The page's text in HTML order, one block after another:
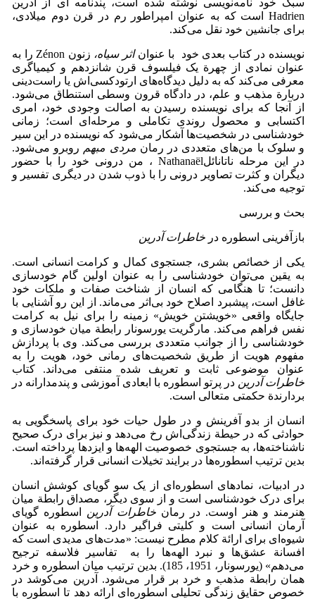
سبک خود نامه‌نویسی نوشته شده است، پندنامه ای از آدرین
Hadrien است که به عنوان امپراطور رم در قرن دوم میلادی،
برای جانشین خود نقل می‌کند.
نویسنده در کتاب بعدی خود با عنواناثر سیاه،
زنون Zénon را به
عنوان نمادی از چهرة یک فیلسوف قرن شانزدهم و کیمیاگری
معرفی می‌کند که به دلیل دیدگاه‌های ارتودکسی‌اش یا راست‌دینی
دربارة مذهب و علم، در دادگاه قرون وسطی استنطاق می‌شود.
از آنجا که برای نویسنده رسیدن به اصالت وجودی خود، امری
اکتسابی و محصول روندی تکاملی و مرحله‌ای است؛ زمانی
خودشناسی در شخصیت‌ها آشکار می‌شود که نویسنده در این سیر
و سلوک با من‌های متعددی در رمان مردی مبهم روبرو می‌شود.
در این مرحله ناتانائلNathanaël ، من درونی خود را با حضور
دیگران و کثرت تصاویر درونی را با ذوب شدن در دیگری تفسیر و
توجیه می‌کند.
بحث و بررسی
بازآفرینی اسطوره در خاطرات آدرین
یکی از خصائص بشری، جستجوی کمال و کرامت انسانی است.
به یقین می‌توان خودشناسی را به عنوان اولین گام خودسازی
دانست؛ تا هنگامی که انسان از شناخت صفات و ملکات خود
غافل است، پیشبرد اصلاح خود بی‌اثر می‌ماند. از این رو آشنایی با
جایگاه واقعی «خویشتن خویش» زمینه را برای نیل به کرامت
نفس فراهم می‌کند. مارگریت یورسونار رابطة میان خودسازی و
خودشناسی را از جوانب متعددی بررسی می‌کند. وی با پردازش
مفهوم هویت از طریق شخصیت‌های رمانی خود، هویت را به
عنوان موضوعی ثابت و تعریف شده منتفی می‌داند. کتاب
خاطرات آدرین در پرتو اسطوره با ابعادی آموزشی و پندمدارانه در
بردارندة حکمتی متعالی است.
انسان از بدو آفرینش و در طول حیات خود برای پاسخگویی به
حوادثی که در حیطة زندگی‌اش رخ می‌دهد و نیز برای درک صحیح
ناشناخته‌ها، به جستجوی خصوصیت الهه‌ها و ایزدها پرداخته است.
بدین ترتیب اسطوره‌ها در برایند تخیلات انسانی قرار گرفته‌اند.
در ادبیات، نمادهای اسطوره‌ای از یک سو گویای کوشش انسان
برای درک خودشناسی است و از سوی دیگر، مصداق رابطة میان
هنرمند و هنر اوست. در رمانخاطرات آدرین اسطوره گویای
آرمان انسانی است و کلیتی فراگیر دارد. اسطوره به عنوان
شیوه‌ای برای ارائة کلام مطرح نیست: «مدت‌های مدیدی است که
افسانة عشق‌ها و نبرد الهه‌ها را به تفاسیر فلاسفه ترجیح
می‌دهم» (یورسونار، 1951، 185). بدین ترتیب میان اسطوره و خرد
همان رابطة مذهب و خرد بر قرار می‌شود. آدرین می‌کوشد در
خصوص حقایق زندگی تحلیلی اسطوره‌ای ارائه دهد تا اسطوره با